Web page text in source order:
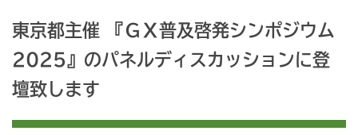
東京都主催 『ＧＸ普及啓発シンポジウム
2025』のパネルディスカッションに登
壇致します